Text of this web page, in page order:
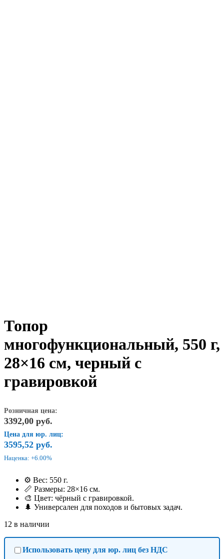
Топор
многофункциональный, 550 г,
28×16 см, черный с
гравировкой
Розничная цена:
3392,00 руб.
Цена для юр. лиц:
3595,52 руб.
Наценка: +6.00%
⚙️ Вес: 550 г.
📏 Размеры: 28×16 см.
🎨 Цвет: чёрный с гравировкой.
🌲 Универсален для походов и бытовых задач.
12 в наличии
Использовать цену для юр. лиц без НДС